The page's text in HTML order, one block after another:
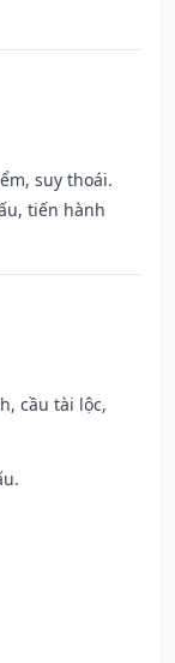
suy thoái.
tiến hành
cầu tài lộc,